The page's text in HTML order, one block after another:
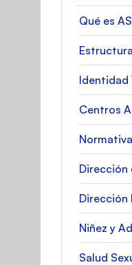
Qué es
Identidad
Centros
Normativa
Dirección
Dirección
Niñez y
Salud